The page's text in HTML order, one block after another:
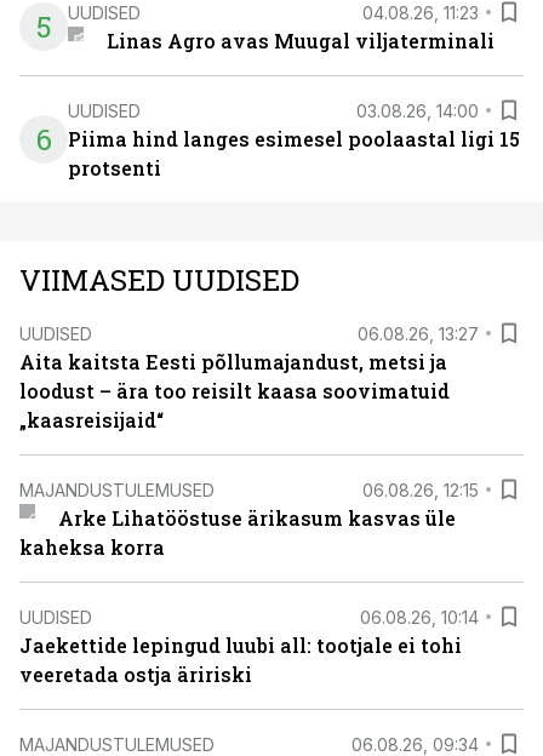
5 UUDISED 04.08.26, 11:23
Linas Agro avas Muugal viljaterminali
6
UUDISED 03.08.26, 14:00
Piima hind langes esimesel poolaastal ligi 15
protsenti
VIIMASED UUDISED
UUDISED 06.08.26, 13:27
Aita kaitsta Eesti põllumajandust, metsi ja
loodust – ära too reisilt kaasa soovimatuid
„kaasreisijaid“
MAJANDUSTULEMUSED 06.08.26, 12:15
Arke Lihatööstuse ärikasum kasvas üle
kaheksa korra
UUDISED 06.08.26, 10:14
Jaekettide lepingud luubi all: tootjale ei tohi
veeretada ostja äririski
MAJANDUSTULEMUSED 06.08.26, 09:34